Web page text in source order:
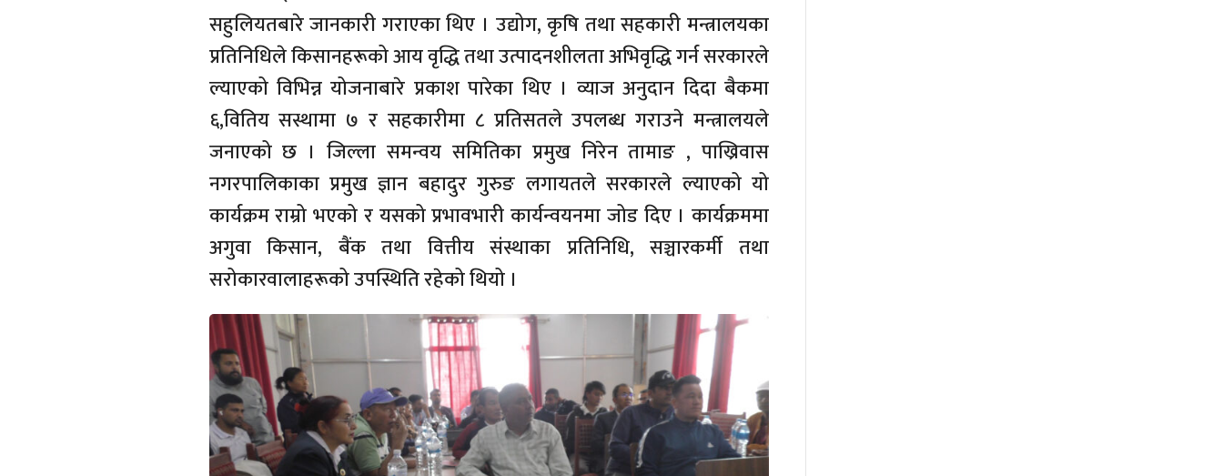
सहुलियतबारे जानकारी गराएका थिए । उद्योग, कृषि तथा सहकारी मन्त्रालयका
प्रतिनिधिले किसानहरूको आय वृद्धि तथा उत्पादनशीलता अभिवृद्धि गर्न सरकारले
ल्याएको विभिन्न योजनाबारे प्रकाश पारेका थिए । व्याज अनुदान दिदा बैकमा
६,वितिय सस्थामा ७ र सहकारीमा ८ प्रतिसतले उपलब्ध गराउने मन्त्रालयले
जनाएको छ । जिल्ला समन्वय समितिका प्रमुख निरेन तामाङ , पाख्रिवास
नगरपालिकाका प्रमुख ज्ञान बहादुर गुरुङ लगायतले सरकारले ल्याएको यो
कार्यक्रम राम्रो भएको र यसको प्रभावभारी कार्यन्वयनमा जोड दिए । कार्यक्रममा
अगुवा किसान, बैंक तथा वित्तीय संस्थाका प्रतिनिधि, सञ्चारकर्मी तथा
सरोकारवालाहरूको उपस्थिति रहेको थियो ।